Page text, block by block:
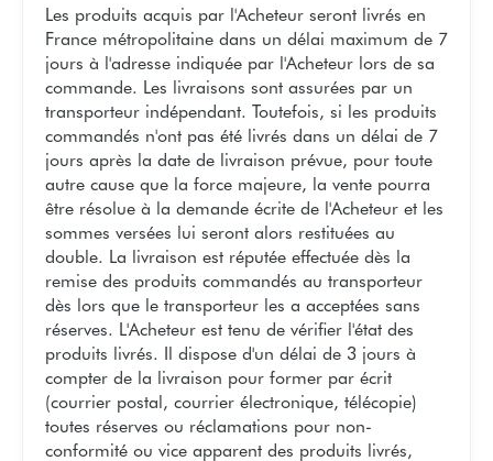
Les produits acquis par l'Acheteur seront livrés en
France métropolitaine dans un délai maximum de 7
jours à l'adresse indiquée par l'Acheteur lors de sa
commande. Les livraisons sont assurées par un
transporteur indépendant. Toutefois, si les produits
commandés n'ont pas été livrés dans un délai de 7
jours après la date de livraison prévue, pour toute
autre cause que la force majeure, la vente pourra
être résolue à la demande écrite de l'Acheteur et les
sommes versées lui seront alors restituées au
double. La livraison est réputée effectuée dès la
remise des produits commandés au transporteur
dès lors que le transporteur les a acceptées sans
réserves. L'Acheteur est tenu de vérifier l'état des
produits livrés. Il dispose d'un délai de 3 jours à
compter de la livraison pour former par écrit
(courrier postal, courrier électronique, télécopie)
toutes réserves ou réclamations pour non-
conformité ou vice apparent des produits livrés,